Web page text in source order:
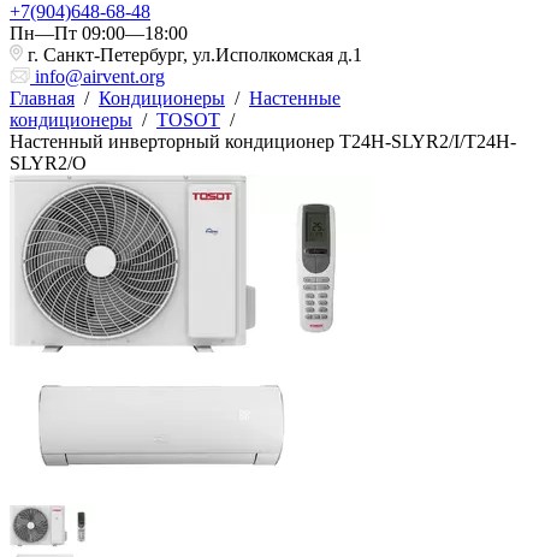
+7(904)648-68-48
Пн—Пт 09:00—18:00
г. Санкт-Петербург, ул.Исполкомская д.1
info@airvent.org
Главная / Кондиционеры / Настенные
кондиционеры / TOSOT /
Настенный инверторный кондиционер T24H-SLYR2/I/T24H-
SLYR2/O